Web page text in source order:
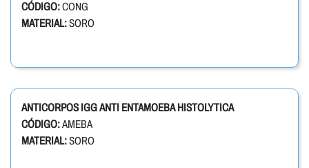
CÓDIGO:CONG
MATERIAL:SORO
ANTICORPOS IGG ANTI ENTAMOEBA HISTOLYTICA
CÓDIGO:AMEBA
MATERIAL:SORO